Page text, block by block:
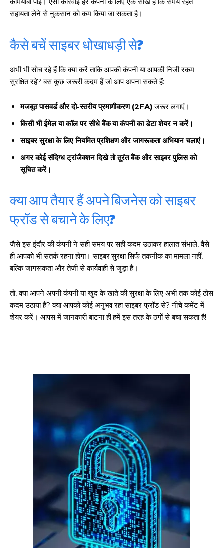
कामयाबी पाई। ऐसी कार्रवाई हर कंपनी के लिए एक सीख है कि समय रहते
सहायता लेने से नुकसान को कम किया जा सकता है।
कैसे बचें साइबर धोखाधड़ी से?
अभी भी सोच रहे हैं कि क्या करें ताकि आपकी कंपनी या आपकी निजी रकम
सुरक्षित रहे? बस कुछ जरूरी कदम हैं जो आप अपना सकते हैं:
मजबूत पासवर्ड और दो-स्तरीय प्रमाणीकरण (2FA)जरूर लगाएं।
किसी भी ईमेल या कॉल पर सीधे बैंक या कंपनी का डेटा शेयर न करें।
साइबर सुरक्षा के लिए नियमित प्रशिक्षण और जागरूकता अभियान चलाएं।
अगर कोई संदिग्ध ट्रांजैक्शन दिखे तो तुरंत बैंक और साइबर पुलिस को
सूचित करें।
क्या आप तैयार हैं अपने बिजनेस को साइबर
फ्रॉड से बचाने के लिए?
जैसे इस इंदौर की कंपनी ने सही समय पर सही कदम उठाकर हालात संभाले, वैसे
ही आपको भी सतर्क रहना होगा। साइबर सुरक्षा सिर्फ तकनीक का मामला नहीं,
बल्कि जागरूकता और तेजी से कार्यवाही से जुड़ा है।
तो, क्या आपने अपनी कंपनी या खुद के खाते की सुरक्षा के लिए अभी तक कोई ठोस
कदम उठाया है? क्या आपको कोई अनुभव रहा साइबर फ्रॉड से? नीचे कमेंट में
शेयर करें। आपस में जानकारी बांटना ही हमें इस तरह के ठगों से बचा सकता है!